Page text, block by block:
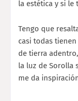
la estética y si le
Tengo que
casi todas
de tierra
la luz de Sorolla
me da